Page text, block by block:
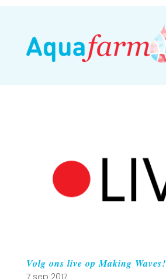
Volg ons live op Making Waves!
7 sep 2017